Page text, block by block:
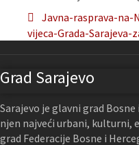
Javna-rasprava-na-
vijeca-Grada-Sarajeva-
Grad Sarajevo
Sarajevo je glavni grad
njen najveći urbani, kulturni,
grad Federacije Bosne i